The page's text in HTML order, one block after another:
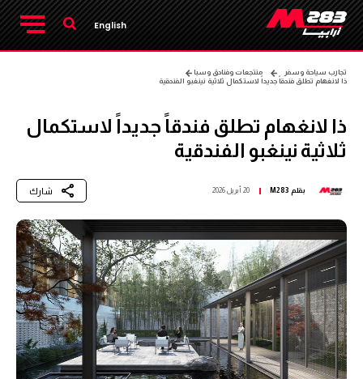
English
تجارب سياحة وسفر
منتجعات وفنادق وسبا
ذا لانغهام تطلق فندقاً جديداً لاستكمال ثلاثية نينغبو الفندقية
ذا لانغهام تطلق فندقاً جديداً لاستكمال
ثلاثية نينغبو الفندقية
بقلم M283 20 أبريل 2026 شارك